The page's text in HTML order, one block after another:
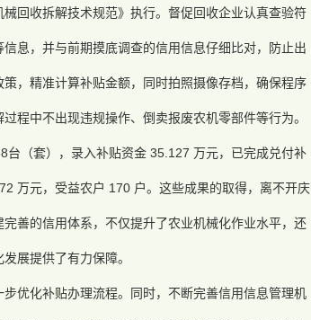
回收拆解技术规范》执行。督促回收企业认真查验符
息，并与前期摸底调查的信用信息仔细比对，防止出
，精准计算补贴金额，同时拍照摄像存档，确保程序
程中不出现违规操作、倒卖报废农机零部件等行为。
（套），录入补贴资金 35.127 万元，已完成兑付补
万元，受益农户 170 户。这些成果的取得，离不开庆
善的信用体系，不仅提升了农业机械化作业水平，还
展提供了有力保障。
优化补贴办理流程。同时，不断完善信用信息管理机